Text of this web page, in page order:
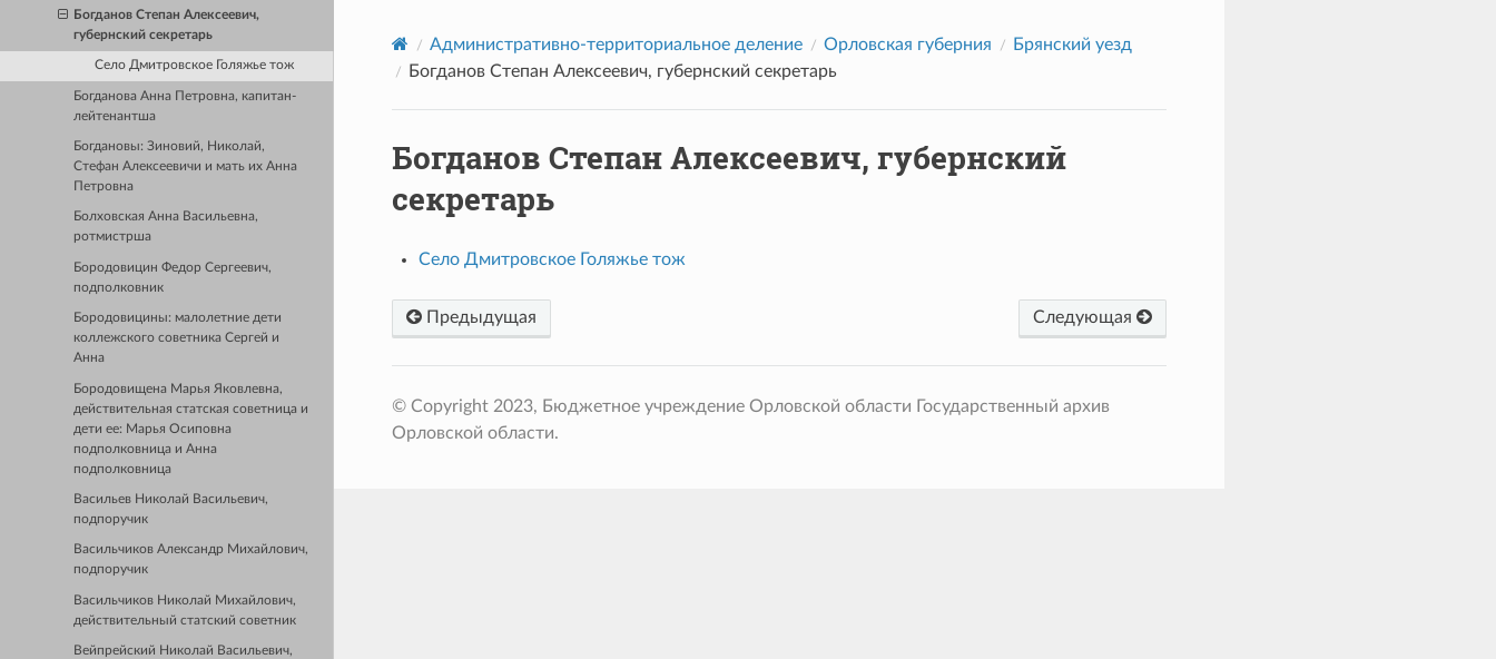
Богданов Степан Алексеевич,
губернский секретарь
Село Дмитровское Голяжье тож
Богданова Анна Петровна, капитан-
лейтенантша
Богдановы: Зиновий, Николай,
Стефан Алексеевичи и мать их Анна
Петровна
Болховская Анна Васильевна,
ротмистрша
Бородовицин Федор Сергеевич,
подполковник
Бородовицины: малолетние дети
коллежского советника Сергей и
Анна
Бородовищена Марья Яковлевна,
действительная статская советница и
дети ее: Марья Осиповна
подполковница и Анна
подполковница
Васильев Николай Васильевич,
подпоручик
Васильчиков Александр Михайлович,
подпоручик
Васильчиков Николай Михайлович,
действительный статский советник
Вейпрейский Николай Васильевич,
Административно-территориальное деление Орловская губерния
Брянский уезд
Богданов Степан Алексеевич, губернский секретарь
Богданов Степан Алексеевич, губернский
секретарь
Село Дмитровское Голяжье тож
Предыдущая Следующая
© Copyright 2023, Бюджетное учреждение Орловской области Государственный архив
Орловской области.